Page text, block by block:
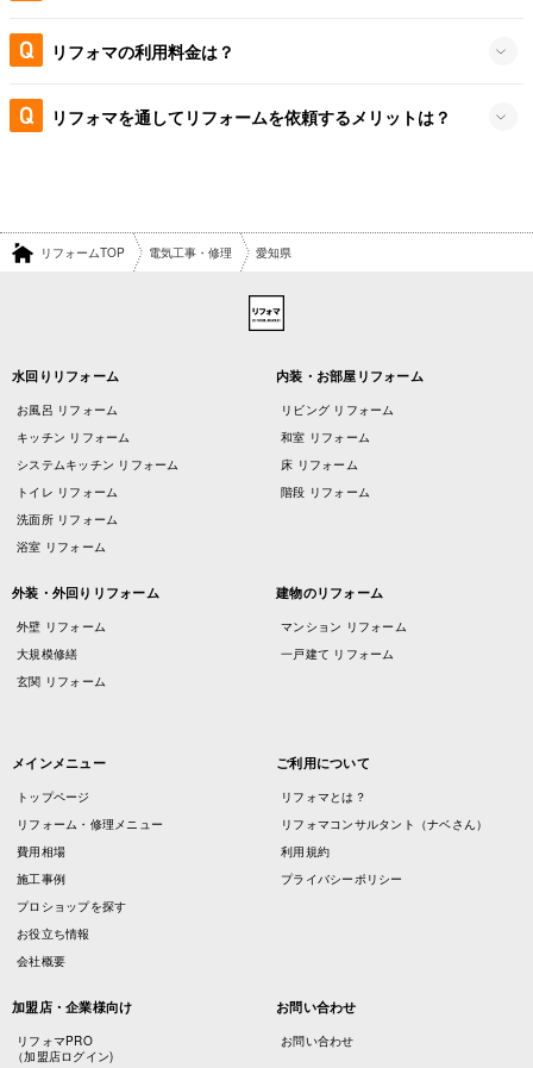
リフォマの利用料金は？
リフォマを通してリフォームを依頼するメリットは？
リフォームTOP 電気工事・修理 愛知県
水回りリフォーム
お風呂 リフォーム
キッチン リフォーム
システムキッチン リフォーム
トイレ リフォーム
洗面所 リフォーム
浴室 リフォーム
内装・お部屋リフォーム
リビング リフォーム
和室 リフォーム
床 リフォーム
階段 リフォーム
外装・外回りリフォーム
外壁 リフォーム
大規模修繕
玄関 リフォーム
建物のリフォーム
マンション リフォーム
一戸建て リフォーム
メインメニュー
トップページ
リフォーム・修理メニュー
費用相場
施工事例
プロショップを探す
お役立ち情報
会社概要
ご利用について
リフォマとは？
リフォマコンサルタント（ナベさん）
利用規約
プライバシーポリシー
加盟店・企業様向け
リフォマPRO
（加盟店ログイン)
お問い合わせ
お問い合わせ